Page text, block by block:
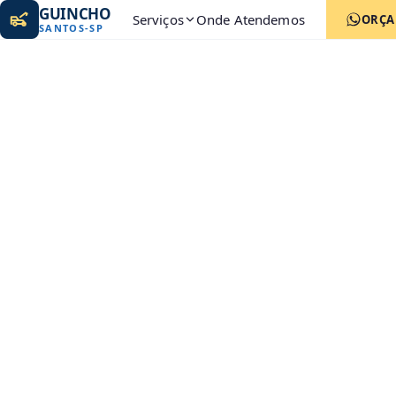
GUINCHO
SANTOS-SP Serviços Onde Atendemos